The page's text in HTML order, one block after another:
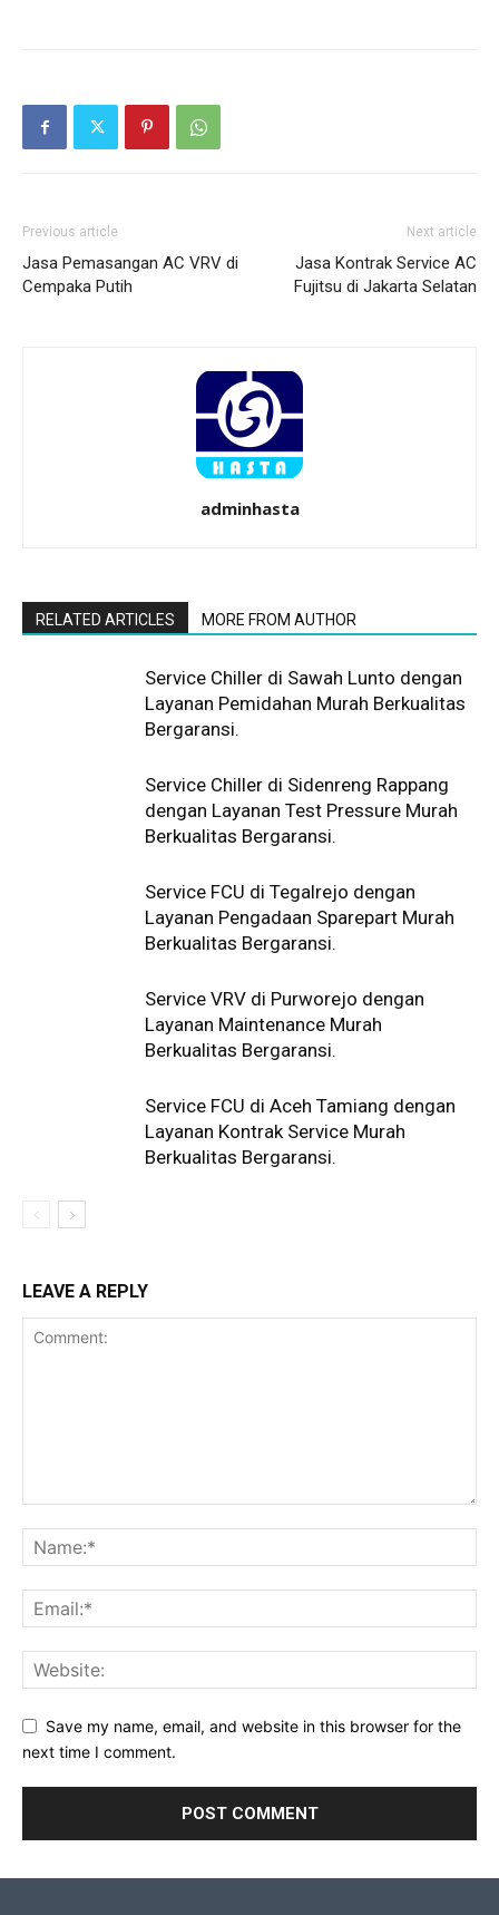
Previous article
Jasa Pemasangan AC VRV di
Cempaka Putih
Next article
Jasa Kontrak Service AC
Fujitsu di Jakarta Selatan
adminhasta
RELATED ARTICLES MORE FROM AUTHOR
Service Chiller di Sawah Lunto dengan
Layanan Pemidahan Murah Berkualitas
Bergaransi.
Service Chiller di Sidenreng Rappang
dengan Layanan Test Pressure Murah
Berkualitas Bergaransi.
Service FCU di Tegalrejo dengan
Layanan Pengadaan Sparepart Murah
Berkualitas Bergaransi.
Service VRV di Purworejo dengan
Layanan Maintenance Murah
Berkualitas Bergaransi.
Service FCU di Aceh Tamiang dengan
Layanan Kontrak Service Murah
Berkualitas Bergaransi.
LEAVE A REPLY
Save my name, email, and website in this browser for the
next time I comment.